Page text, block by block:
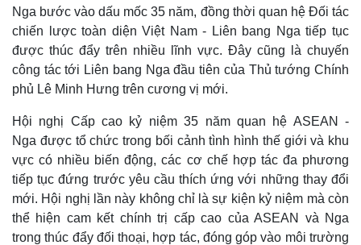
Nga bước vào dấu mốc 35 năm, đồng thời quan hệ Đối tác
chiến lược toàn diện Việt Nam - Liên bang Nga tiếp tục
được thúc đẩy trên nhiều lĩnh vực. Đây cũng là chuyến
công tác tới Liên bang Nga đầu tiên của Thủ tướng Chính
phủ Lê Minh Hưng trên cương vị mới.
Hội nghị Cấp cao kỷ niệm 35 năm quan hệ ASEAN -
Nga được tổ chức trong bối cảnh tình hình thế giới và khu
vực có nhiều biến động, các cơ chế hợp tác đa phương
tiếp tục đứng trước yêu cầu thích ứng với những thay đổi
mới. Hội nghị lần này không chỉ là sự kiện kỷ niệm mà còn
thể hiện cam kết chính trị cấp cao của ASEAN và Nga
trong thúc đẩy đối thoại, hợp tác, đóng góp vào môi trường